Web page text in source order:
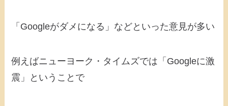
「Googleがダメになる」などといった意見が多い
例えばニューヨーク・タイムズでは「Googleに激
震」ということで